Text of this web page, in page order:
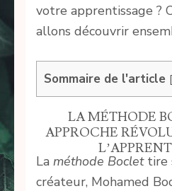
votre apprentissage ?
allons découvrir
Sommaire de l'article [
LA MÉTHODE
APPROCHE
La méthode Boclettire
créateur, Mohamed